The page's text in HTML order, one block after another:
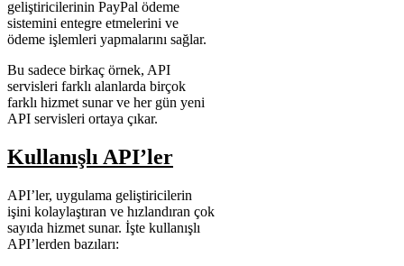
geliştiricilerinin PayPal ödeme
sistemini entegre etmelerini ve
ödeme işlemleri yapmalarını sağlar.
Bu sadece birkaç örnek, API
servisleri farklı alanlarda birçok
farklı hizmet sunar ve her gün yeni
API servisleri ortaya çıkar.
Kullanışlı API’ler
API’ler, uygulama geliştiricilerin
işini kolaylaştıran ve hızlandıran çok
sayıda hizmet sunar. İşte kullanışlı
API’lerden bazıları: